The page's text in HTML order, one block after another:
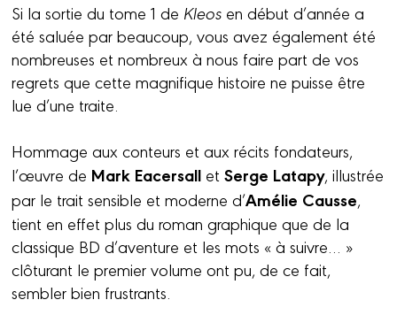
Si la sortie du tome 1 de Kleos en début d’année a
été saluée par beaucoup, vous avez également été
nombreuses et nombreux à nous faire part de vos
regrets que cette magnifique histoire ne puisse être
lue d’une traite.
Hommage aux conteurs et aux récits fondateurs,
l’œuvre de Mark Eacersall etSerge Latapy, illustrée
par le trait sensible et moderne d’Amélie Causse,
tient en effet plus du roman graphique que de la
classique BD d’aventure et les mots « à suivre… »
clôturant le premier volume ont pu, de ce fait,
sembler bien frustrants.